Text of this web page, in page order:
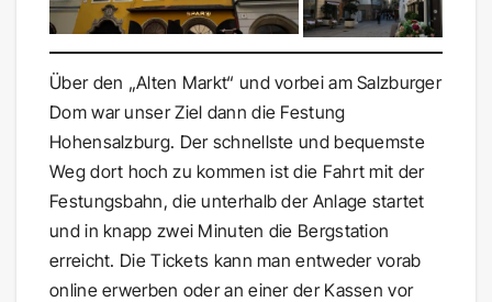
Über den „Alten Markt“ und vorbei am Salzburger
Dom war unser Ziel dann die Festung
Hohensalzburg. Der schnellste und bequemste
Weg dort hoch zu kommen ist die Fahrt mit der
Festungsbahn, die unterhalb der Anlage startet
und in knapp zwei Minuten die Bergstation
erreicht. Die Tickets kann man entweder vorab
online erwerben oder an einer der Kassen vor